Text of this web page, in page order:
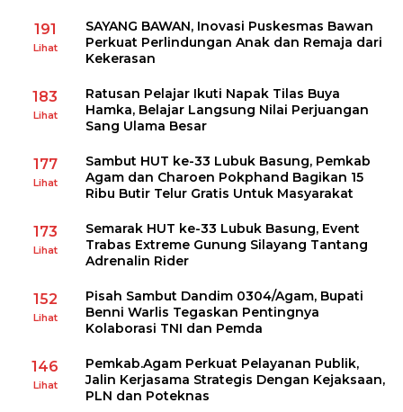
191
Lihat
SAYANG BAWAN, Inovasi Puskesmas Bawan
Perkuat Perlindungan Anak dan Remaja dari
Kekerasan
183
Lihat
Ratusan Pelajar Ikuti Napak Tilas Buya
Hamka, Belajar Langsung Nilai Perjuangan
Sang Ulama Besar
177
Lihat
Sambut HUT ke-33 Lubuk Basung, Pemkab
Agam dan Charoen Pokphand Bagikan 15
Ribu Butir Telur Gratis Untuk Masyarakat
173
Lihat
Semarak HUT ke-33 Lubuk Basung, Event
Trabas Extreme Gunung Silayang Tantang
Adrenalin Rider
152
Lihat
Pisah Sambut Dandim 0304/Agam, Bupati
Benni Warlis Tegaskan Pentingnya
Kolaborasi TNI dan Pemda
146
Lihat
Pemkab.Agam Perkuat Pelayanan Publik,
Jalin Kerjasama Strategis Dengan Kejaksaan,
PLN dan Poteknas